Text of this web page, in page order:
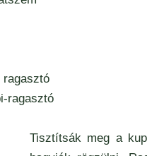
ragasztó
ragasztó
Tisztítsák meg a